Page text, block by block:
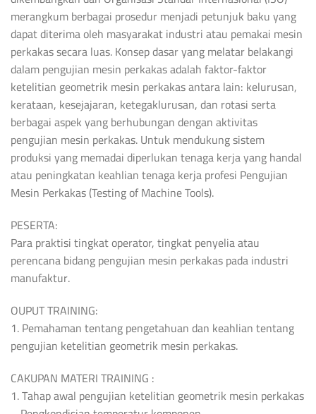
merangkum berbagai prosedur menjadi petunjuk baku yang
dapat diterima oleh masyarakat industri atau pemakai mesin
perkakas secara luas. Konsep dasar yang melatar belakangi
dalam pengujian mesin perkakas adalah faktor-faktor
ketelitian geometrik mesin perkakas antara lain: kelurusan,
kerataan, kesejajaran, ketegaklurusan, dan rotasi serta
berbagai aspek yang berhubungan dengan aktivitas
pengujian mesin perkakas. Untuk mendukung sistem
produksi yang memadai diperlukan tenaga kerja yang handal
atau peningkatan keahlian tenaga kerja profesi Pengujian
Mesin Perkakas (Testing of Machine Tools).
PESERTA:
Para praktisi tingkat operator, tingkat penyelia atau
perencana bidang pengujian mesin perkakas pada industri
manufaktur.
OUPUT TRAINING:
1. Pemahaman tentang pengetahuan dan keahlian tentang
pengujian ketelitian geometrik mesin perkakas.
CAKUPAN MATERI TRAINING :
1. Tahap awal pengujian ketelitian geometrik mesin perkakas